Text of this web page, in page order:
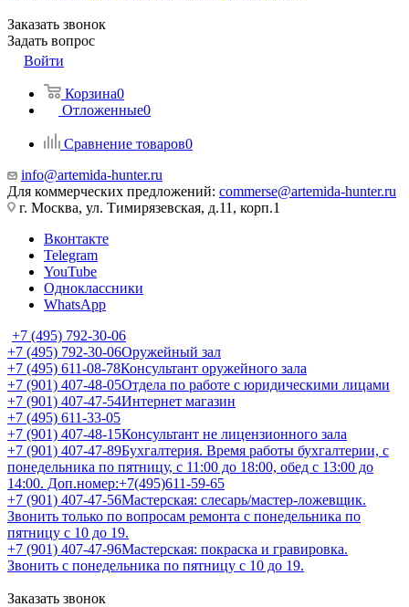
Заказать звонок
Задать вопрос
Войти
Корзина0
Отложенные0
Сравнение товаров0
info@artemida-hunter.ru
Для коммерческих предложений: commerse@artemida-hunter.ru
г. Москва, ул. Тимирязевская, д.11, корп.1
Вконтакте
Telegram
YouTube
Одноклассники
WhatsApp
+7 (495) 792-30-06
+7 (495) 792-30-06Оружейный зал
+7 (495) 611-08-78Консультант оружейного зала
+7 (901) 407-48-05Отдела по работе с юридическими лицами
+7 (901) 407-47-54Интернет магазин
+7 (495) 611-33-05
+7 (901) 407-48-15Консультант не лицензионного зала
+7 (901) 407-47-89Бухгалтерия. Время работы бухгалтерии, с
понедельника по пятницу, с 11:00 до 18:00, обед с 13:00 до
14:00. Доп.номер:+7(495)611-59-65
+7 (901) 407-47-56Мастерская: слесарь/мастер-ложевщик.
Звонить только по вопросам ремонта с понедельника по
пятницу с 10 до 19.
+7 (901) 407-47-96Мастерская: покраска и гравировка.
Звонить с понедельника по пятницу с 10 до 19.
Заказать звонок